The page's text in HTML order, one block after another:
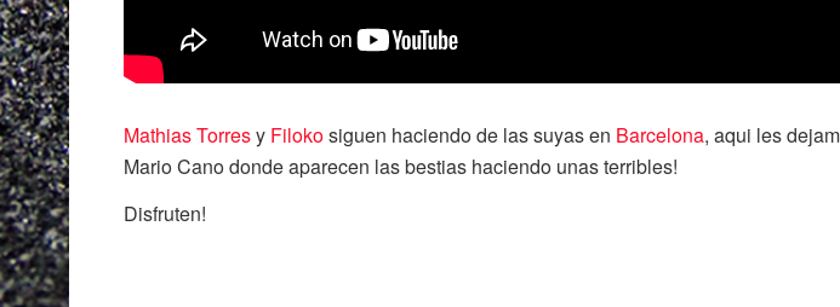
Mathias Torresy Filokosiguen haciendo de las suyas en Barcelona, aqui les
Mario Cano donde aparecen las bestias haciendo unas terribles!
Disfruten!